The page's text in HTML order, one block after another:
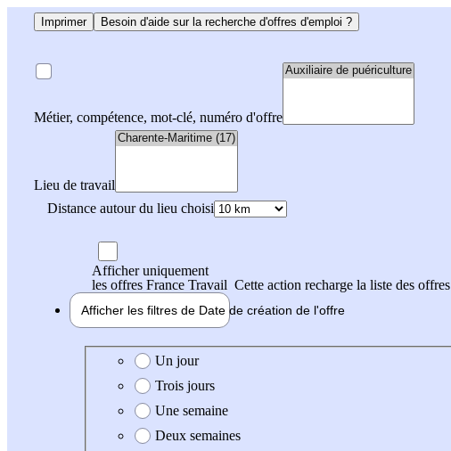
Imprimer Besoin d'aide sur la recherche d'offres d'emploi ?
Métier, compétence, mot-clé, numéro d'offre
Lieu de travail
Distance autour du lieu choisi
Afficher uniquement
les offres France Travail Cette action recharge la liste des offres
Afficher les filtres de Date de création de l'offre
Date de création de l'offre
Un jour
Trois jours
Une semaine
Deux semaines